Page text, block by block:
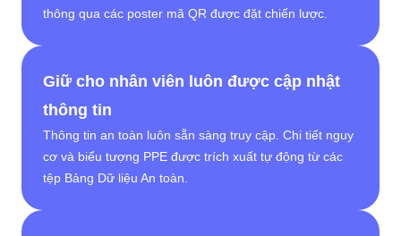
thông qua các poster mã QR được đặt chiến lược.
Giữ cho nhân viên luôn được cập nhật
thông tin
Thông tin an toàn luôn sẵn sàng truy cập. Chi tiết nguy
cơ và biểu tượng PPE được trích xuất tự động từ các
tệp Bảng Dữ liệu An toàn.